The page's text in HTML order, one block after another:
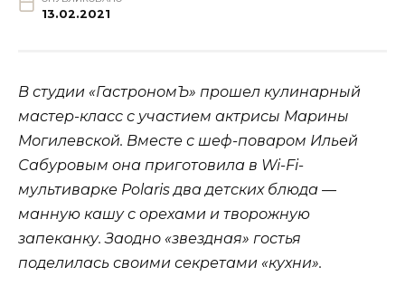
13.02.2021
В студии «ГастрономЪ» прошел кулинарный
мастер-класс с участием актрисы Марины
Могилевской. Вместе с шеф-поваром Ильей
Сабуровым она приготовила в Wi-Fi-
мультиварке Polaris два детских блюда —
манную кашу с орехами и творожную
запеканку. Заодно «звездная» гостья
поделилась своими секретами «кухни».